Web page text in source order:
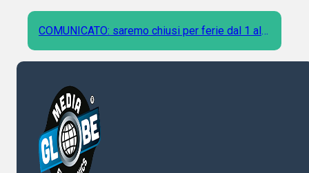
COMUNICATO: saremo chiusi per ferie dal 1 al 9
Agosto